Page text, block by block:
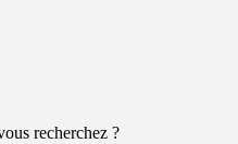
recherchez ?